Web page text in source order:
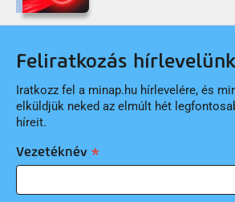
Feliratkozás
Iratkozz fel a minap.hu hírlevelére, és
elküldjük neked az elmúlt hét
híreit.
Vezetéknév